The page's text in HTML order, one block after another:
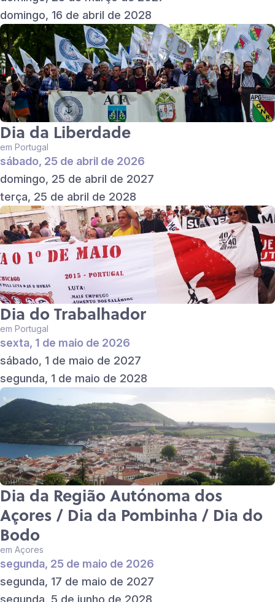
domingo, 16 de abril de 2028
Dia da Liberdade
em Portugal
sábado, 25 de abril de 2026
domingo, 25 de abril de 2027
terça, 25 de abril de 2028
Dia do Trabalhador
em Portugal
sexta, 1 de maio de 2026
sábado, 1 de maio de 2027
segunda, 1 de maio de 2028
Dia da Região Autónoma dos
Açores / Dia da Pombinha / Dia do
Bodo
em Açores
segunda, 25 de maio de 2026
segunda, 17 de maio de 2027
segunda, 5 de junho de 2028